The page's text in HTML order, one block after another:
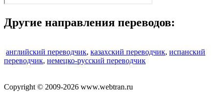
Другие направления переводов:
английский переводчик, казахский переводчик, испанский
переводчик, немецко-русский переводчик
Copyright © 2009-2026 www.webtran.ru